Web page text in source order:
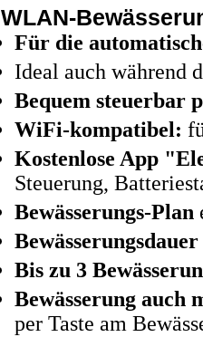
WLAN-
Für die
Ideal auch während
Bequem steuerbar
WiFi-kompatibel:
Kostenlose App
Steuerung,
Bewässerungs-Plan
Bis zu 3
Bewässerung auch
per Taste am